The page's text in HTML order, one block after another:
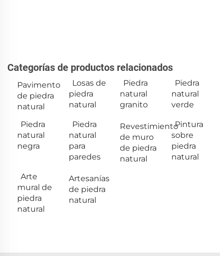
Categorías de productos relacionados
Pavimento
de piedra
natural
Losas de
piedra
natural
Piedra
natural
granito
Piedra
natural
verde
Piedra
natural
negra
Piedra
natural
para
paredes
Revestimiento
de muro
de piedra
natural
Pintura
sobre
piedra
natural
Arte
mural de
piedra
natural
Artesanías
de piedra
natural